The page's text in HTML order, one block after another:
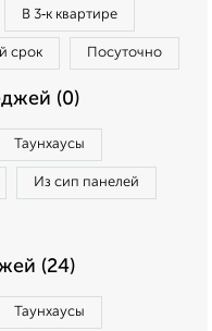
В 3‑к квартире
срок Посуточно
(0)
Таунхаусы
Из сип панелей
(24)
Таунхаусы